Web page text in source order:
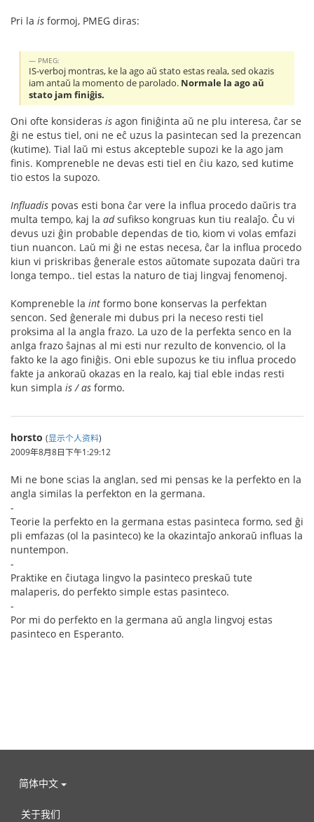
Pri la is formoj, PMEG diras:
PMEG:
IS-verboj montras, ke la ago aŭ stato estas reala, sed okazis
iam antaŭ la momento de parolado. Normale la ago aŭ
stato jam finiĝis.
Oni ofte konsideras is agon finiĝinta aŭ ne plu interesa, ĉar se
ĝi ne estus tiel, oni ne eĉ uzus la pasintecan sed la prezencan
(kutime). Tial laŭ mi estus akcepteble supozi ke la ago jam
finis. Kompreneble ne devas esti tiel en ĉiu kazo, sed kutime
tio estos la supozo.
Influadis povas esti bona ĉar vere la influa procedo daŭris tra
multa tempo, kaj la adsufikso kongruas kun tiu realaĵo. Ĉu vi
devus uzi ĝin probable dependas de tio, kiom vi volas emfazi
tiun nuancon. Laŭ mi ĝi ne estas necesa, ĉar la influa procedo
kiun vi priskribas ĝenerale estos aŭtomate supozata daŭri tra
longa tempo.. tiel estas la naturo de tiaj lingvaj fenomenoj.
Kompreneble la int formo bone konservas la perfektan
sencon. Sed ĝenerale mi dubus pri la neceso resti tiel
proksima al la angla frazo. La uzo de la perfekta senco en la
anlga frazo ŝajnas al mi esti nur rezulto de konvencio, ol la
fakto ke la ago finiĝis. Oni eble supozus ke tiu influa procedo
fakte ja ankoraŭ okazas en la realo, kaj tial eble indas resti
kun simpla is / as formo.
horsto (显示个人资料)
2009年8月8日下午1:29:12
Mi ne bone scias la anglan, sed mi pensas ke la perfekto en la
angla similas la perfekton en la germana.
-
Teorie la perfekto en la germana estas pasinteca formo, sed ĝi
pli emfazas (ol la pasinteco) ke la okazintaĵo ankoraŭ influas la
nuntempon.
-
Praktike en ĉiutaga lingvo la pasinteco preskaŭ tute
malaperis, do perfekto simple estas pasinteco.
-
Por mi do perfekto en la germana aŭ angla lingvoj estas
pasinteco en Esperanto.
简体中文
关于我们